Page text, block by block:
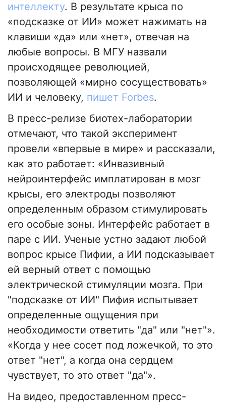
интеллекту. В результате крыса по
«подсказке от ИИ» может нажимать на
клавиши «да» или «нет», отвечая на
любые вопросы. В МГУ назвали
происходящее революцией,
позволяющей «мирно сосуществовать»
ИИ и человеку, пишет Forbes.
В пресс-релизе биотех-лаборатории
отмечают, что такой эксперимент
провели «впервые в мире» и рассказали,
как это работает: «Инвазивный
нейроинтерфейс имплатирован в мозг
крысы, его электроды позволяют
определенным образом стимулировать
его особые зоны. Интерфейс работает в
паре с ИИ. Ученые устно задают любой
вопрос крысе Пифии, а ИИ подсказывает
ей верный ответ с помощью
электрической стимуляции мозга. При
"подсказке от ИИ" Пифия испытывает
определенные ощущения при
необходимости ответить "да" или "нет"».
«Когда у нее сосет под ложечкой, то это
ответ "нет", а когда она сердцем
чувствует, то это ответ "да"».
На видео, предоставленном пресс-